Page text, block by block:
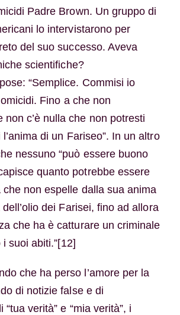
Padre Brown. Un gruppo di
lo intervistarono per
del suo successo. Aveva
scientifiche?
“Semplice. Commisi io
Fino a che non
non c’è nulla che non potresti
di un Fariseo”. In un altro
nessuno “può essere buono
quanto potrebbe essere
non espelle dalla sua anima
dell’olio dei Farisei, fino ad allora
che ha è catturare un criminale
suoi abiti.”[12]
che ha perso l’amore per la
di notizie false e di
verità” e “mia verità”, i